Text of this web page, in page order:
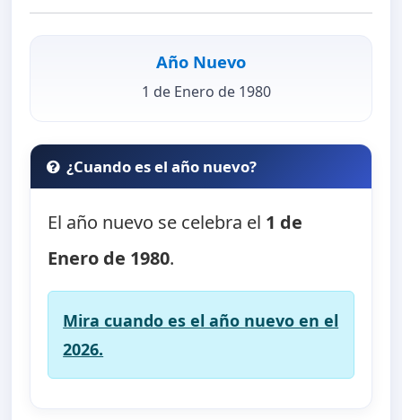
Año Nuevo
1 de Enero de 1980
¿Cuando es el año nuevo?
El año nuevo se celebra el 1 de
Enero de 1980.
Mira cuando es el año nuevo en el
2026.